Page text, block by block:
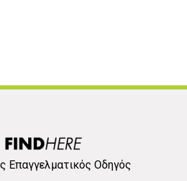
Επαγγελματικός Οδηγός